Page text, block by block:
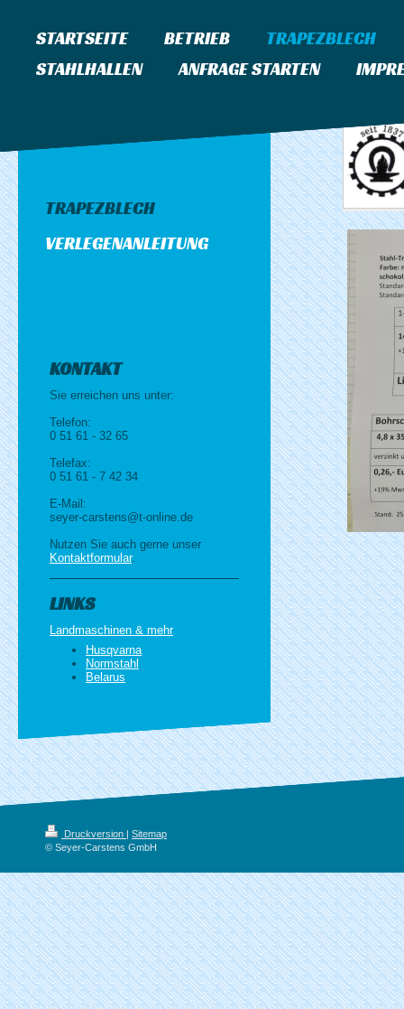
STARTSEITE BETRIEB
TRAPEZBLECH
STAHLHALLEN
ANFRAGE STARTEN
TRAPEZBLECH
VERLEGENANLEITUNG
KONTAKT
Sie erreichen uns unter:
Telefon:
0 51 61 - 32 65
Telefax:
0 51 61 - 7 42 34
E-Mail:
seyer-carstens@t-online.de
Nutzen Sie auch gerne unser
Kontaktformular.
LINKS
Landmaschinen & mehr
Husqvarna
Normstahl
Belarus
Druckversion | Sitemap
© Seyer-Carstens GmbH